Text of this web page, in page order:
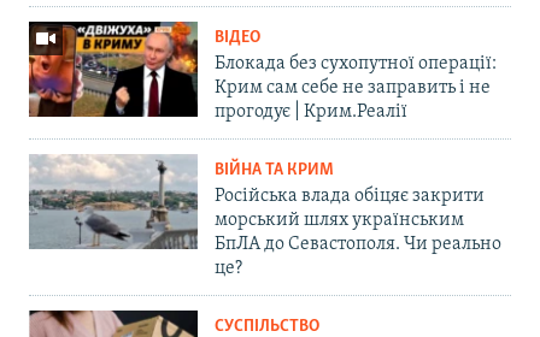
ВІДЕО
Блокада без сухопутної операції:
Крим сам себе не заправить і не
прогодує | Крим.Реалії
ВІЙНА ТА КРИМ
Російська влада обіцяє закрити
морський шлях українським
БпЛА до Севастополя. Чи реально
це?
СУСПІЛЬСТВО